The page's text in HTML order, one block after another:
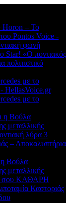
Horon – Το
Pontos Voice -
φωνή
Star! «Ο ποντιακός
πολιτιστικό
με το
- HellasVoice.grστο
με το
η Βούλα
μεταλλικής
λύρα 3
– Αποκαλυπτήρια
η Βούλα
μεταλλικής
σου ΚΑΘΑΡΗ
Καστοριάς